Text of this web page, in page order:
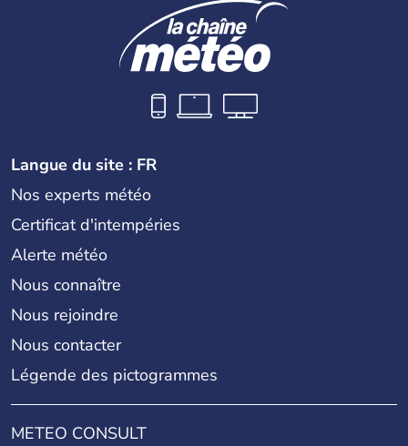
Langue du site : FR
Nos experts météo
Certificat d'intempéries
Alerte météo
Nous connaître
Nous rejoindre
Nous contacter
Légende des pictogrammes
METEO CONSULT